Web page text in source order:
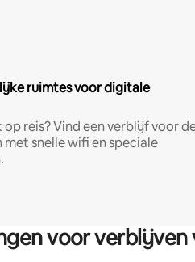
ruimtes voor digitale
op reis? Vind een verblijf voor
snelle wifi en speciale
voor verblijven